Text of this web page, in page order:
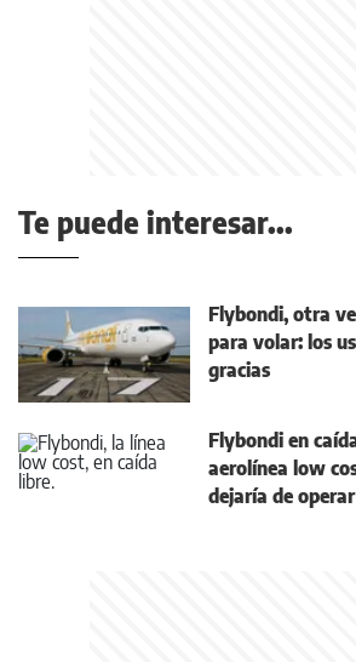
Te puede interesar...
Flybondi, otra
para volar: los
gracias
Flybondi en
aerolínea low
dejaría de